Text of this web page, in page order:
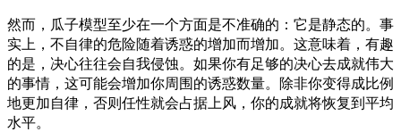
然而，瓜子模型至少在一个方面是不准确的：它是静态的。事
实上，不自律的危险随着诱惑的增加而增加。这意味着，有趣
的是，决心往往会自我侵蚀。如果你有足够的决心去成就伟大
的事情，这可能会增加你周围的诱惑数量。除非你变得成比例
地更加自律，否则任性就会占据上风，你的成就将恢复到平均
水平。